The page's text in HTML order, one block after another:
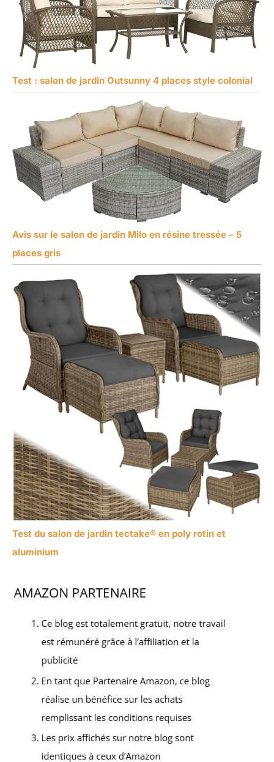
Test : salon de jardin Outsunny 4 places style colonial
Avis sur le salon de jardin Milo en résine tressée – 5
places gris
Test du salon de jardin tectake® en poly rotin et
aluminium